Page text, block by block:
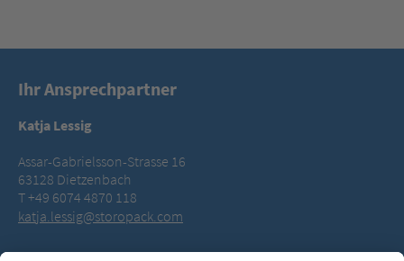
Ihr Ansprechpartner
Katja Lessig
Assar-Gabrielsson-Strasse 16
63128 Dietzenbach
T +49 6074 4870 118
katja.lessig@storopack.com